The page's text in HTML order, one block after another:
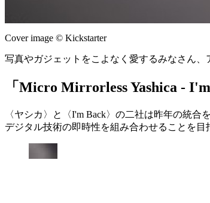
Cover image © Kickstarter
写真やガジェットをこよなく愛するみなさん
「Micro Mirrorless Yashica -
〈ヤシカ〉と〈I'm Back〉の二社は昨年の統
デジタル技術の即時性を組み合わせることを目